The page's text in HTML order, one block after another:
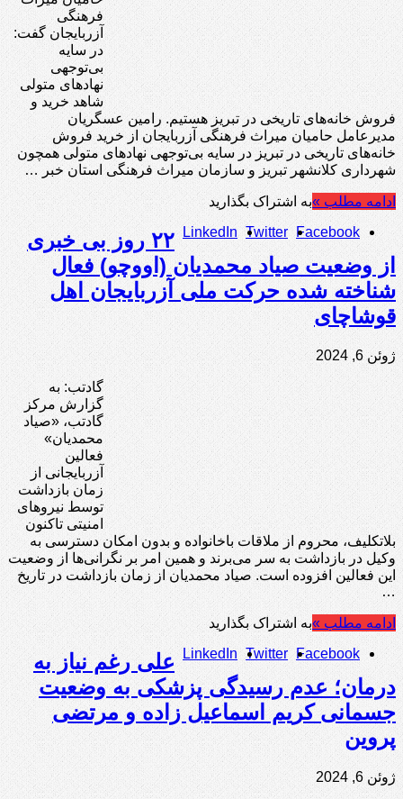
فرهنگی
آزربایجان گفت:
در سایه
بی‌توجهی
نهادهای متولی
شاهد خرید و
فروش خانه‌های تاریخی در تبریز هستیم. رامین عسگریان
مدیرعامل حامیان میراث فرهنگی آزربایجان از خرید فروش
خانه‌های تاریخی در تبریز در سایه بی‌توجهی نهادهای متولی همچون
شهرداری کلانشهر تبریز و سازمان میراث فرهنگی استان خبر …
ادامه مطلب »به اشتراک بگذارید
Facebook
Twitter
LinkedIn
۲۲ روز بی خبری
از وضعیت صیاد محمدیان (اووچو) فعال
شناخته شده حرکت ملی آزربایجان اهل
قوشاچای
ژوئن 6, 2024
گادتب: به
گزارش مرکز
گادتب، «صیاد
محمدیان»
فعالین
آزربایجانی از
زمان بازداشت
توسط نیروهای
امنیتی تاکنون
بلاتکلیف، محروم از ملاقات باخانواده و بدون امکان دسترسی به
وکیل در بازداشت به سر می‌برند و همین امر بر نگرانی‌ها از وضعیت
این فعالین افزوده است. صیاد محمدیان از زمان بازداشت در تاریخ
…
ادامه مطلب »به اشتراک بگذارید
Facebook
Twitter
LinkedIn علی رغم نیاز به
درمان؛ عدم رسیدگی پزشکی به وضعیت
جسمانی کریم اسماعیل زاده و مرتضی
پروین
ژوئن 6, 2024